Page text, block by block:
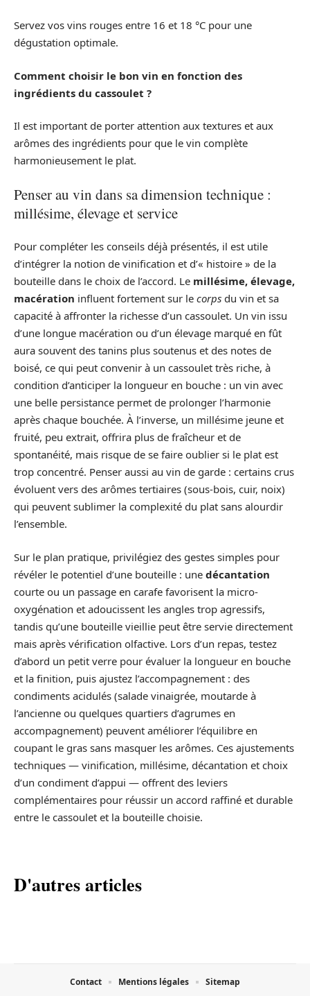
Servez vos vins rouges entre 16 et 18 °C pour une
dégustation optimale.
Comment choisir le bon vin en fonction des
ingrédients du cassoulet ?
Il est important de porter attention aux textures et aux
arômes des ingrédients pour que le vin complète
harmonieusement le plat.
Penser au vin dans sa dimension technique :
millésime, élevage et service
Pour compléter les conseils déjà présentés, il est utile
d’intégrer la notion de vinification et d’« histoire » de la
bouteille dans le choix de l’accord. Le millésime, élevage,
macération influent fortement sur le corps du vin et sa
capacité à affronter la richesse d’un cassoulet. Un vin issu
d’une longue macération ou d’un élevage marqué en fût
aura souvent des tanins plus soutenus et des notes de
boisé, ce qui peut convenir à un cassoulet très riche, à
condition d’anticiper la longueur en bouche : un vin avec
une belle persistance permet de prolonger l’harmonie
après chaque bouchée. À l’inverse, un millésime jeune et
fruité, peu extrait, offrira plus de fraîcheur et de
spontanéité, mais risque de se faire oublier si le plat est
trop concentré. Penser aussi au vin de garde : certains crus
évoluent vers des arômes tertiaires (sous-bois, cuir, noix)
qui peuvent sublimer la complexité du plat sans alourdir
l’ensemble.
Sur le plan pratique, privilégiez des gestes simples pour
révéler le potentiel d’une bouteille : une décantation
courte ou un passage en carafe favorisent la micro-
oxygénation et adoucissent les angles trop agressifs,
tandis qu’une bouteille vieillie peut être servie directement
mais après vérification olfactive. Lors d’un repas, testez
d’abord un petit verre pour évaluer la longueur en bouche
et la finition, puis ajustez l’accompagnement : des
condiments acidulés (salade vinaigrée, moutarde à
l’ancienne ou quelques quartiers d’agrumes en
accompagnement) peuvent améliorer l’équilibre en
coupant le gras sans masquer les arômes. Ces ajustements
techniques — vinification, millésime, décantation et choix
d’un condiment d’appui — offrent des leviers
complémentaires pour réussir un accord raffiné et durable
entre le cassoulet et la bouteille choisie.
D'autres articles
Contact Mentions légales Sitemap